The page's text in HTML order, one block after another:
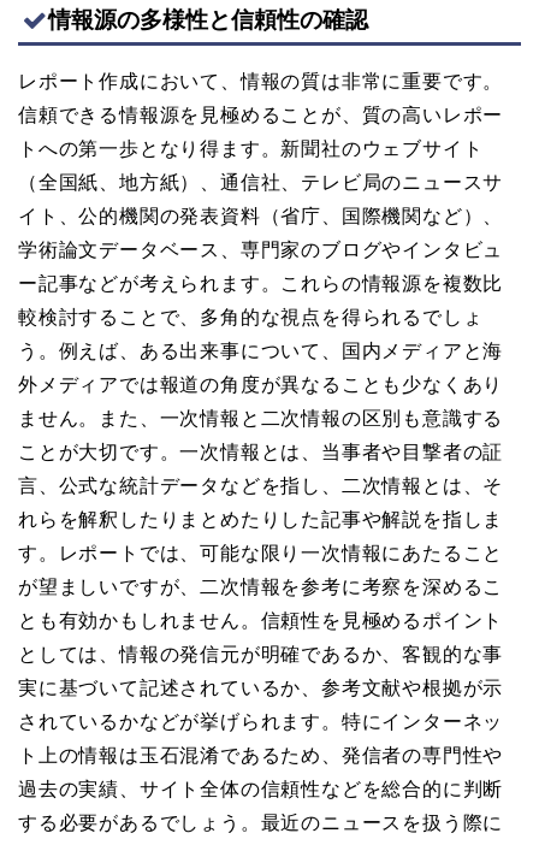
情報源の多様性と信頼性の確認
レポート作成において、情報の質は非常に重要です。
信頼できる情報源を見極めることが、質の高いレポー
トへの第一歩となり得ます。新聞社のウェブサイト
（全国紙、地方紙）、通信社、テレビ局のニュースサ
イト、公的機関の発表資料（省庁、国際機関など）、
学術論文データベース、専門家のブログやインタビュ
ー記事などが考えられます。これらの情報源を複数比
較検討することで、多角的な視点を得られるでしょ
う。例えば、ある出来事について、国内メディアと海
外メディアでは報道の角度が異なることも少なくあり
ません。また、一次情報と二次情報の区別も意識する
ことが大切です。一次情報とは、当事者や目撃者の証
言、公式な統計データなどを指し、二次情報とは、そ
れらを解釈したりまとめたりした記事や解説を指しま
す。レポートでは、可能な限り一次情報にあたること
が望ましいですが、二次情報を参考に考察を深めるこ
とも有効かもしれません。信頼性を見極めるポイント
としては、情報の発信元が明確であるか、客観的な事
実に基づいて記述されているか、参考文献や根拠が示
されているかなどが挙げられます。特にインターネッ
ト上の情報は玉石混淆であるため、発信者の専門性や
過去の実績、サイト全体の信頼性などを総合的に判断
する必要があるでしょう。最近のニュースを扱う際に